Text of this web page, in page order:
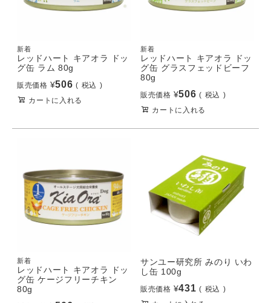
新着
レッドハート キアオラ ドッ
グ缶 ラム 80g
販売価格 ¥506
税込
カートに入れる
新着
レッドハート キアオラ ドッ
グ缶 グラスフェッドビーフ
80g
販売価格 ¥506
税込
カートに入れる
新着
レッドハート キアオラ ドッ
グ缶 ケージフリーチキン
80g
サンユー研究所 みのり いわ
し缶 100g
販売価格 ¥431
税込